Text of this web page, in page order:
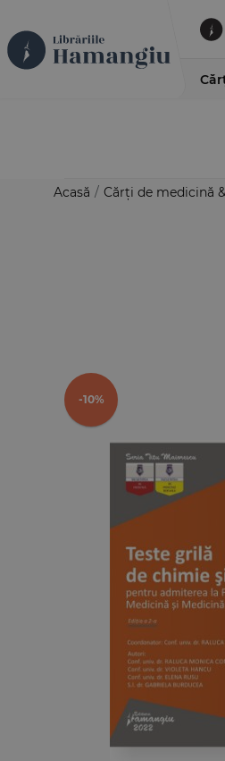
Acasă / Cărți de medicină
-10%